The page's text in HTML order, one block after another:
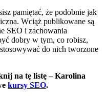
pamiętać, że podobnie jak
Wciąż publikowane są
SEO i zachowania
dobry w tym, co robisz,
do nich tworzone
na tę listę – Karolina
kursy SEO.